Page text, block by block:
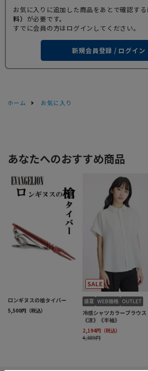
お気に入りに追加した商品をあとで確認する
料） が必要です。
すでに会員の方はログインしてください。
新規会員登録 / ログイン
ホーム お気に入り